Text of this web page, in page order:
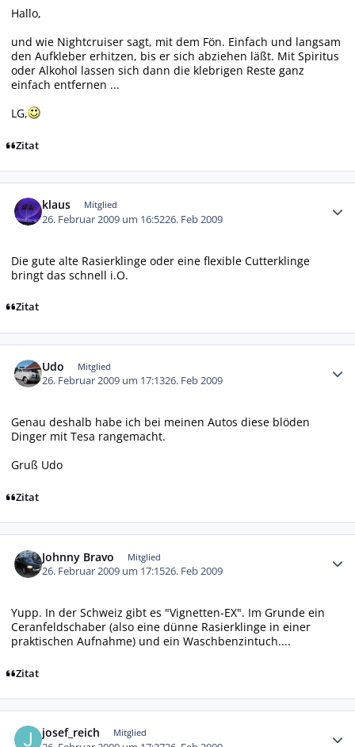
Hallo,
und wie Nightcruiser sagt, mit dem Fön. Einfach und langsam
den Aufkleber erhitzen, bis er sich abziehen läßt. Mit Spiritus
oder Alkohol lassen sich dann die klebrigen Reste ganz
einfach entfernen ...
LG,
Zitat
klaus Mitglied
26. Februar 2009 um 16:5226. Feb 2009
Die gute alte Rasierklinge oder eine flexible Cutterklinge
bringt das schnell i.O.
Zitat
Udo Mitglied
26. Februar 2009 um 17:1326. Feb 2009
Genau deshalb habe ich bei meinen Autos diese blöden
Dinger mit Tesa rangemacht.
Gruß Udo
Zitat
Johnny Bravo Mitglied
26. Februar 2009 um 17:1526. Feb 2009
Yupp. In der Schweiz gibt es "Vignetten-EX". Im Grunde ein
Ceranfeldschaber (also eine dünne Rasierklinge in einer
praktischen Aufnahme) und ein Waschbenzintuch....
Zitat
josef_reich Mitglied